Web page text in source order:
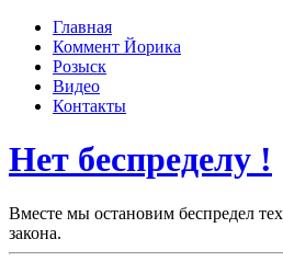
Главная
Коммент Йорика
Розыск
Видео
Контакты
Нет беспределу !
Вместе мы остановим беспредел
закона.